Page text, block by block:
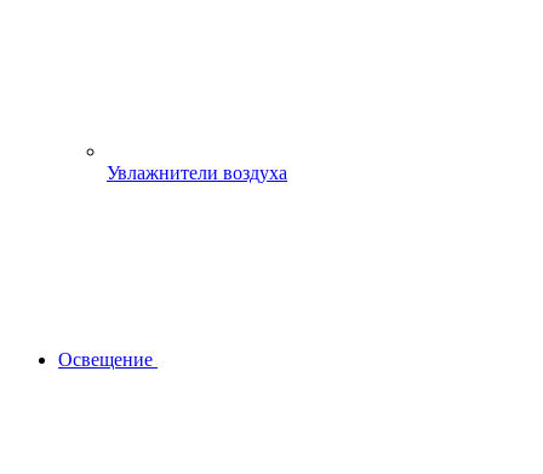
Увлажнители воздуха
Освещение